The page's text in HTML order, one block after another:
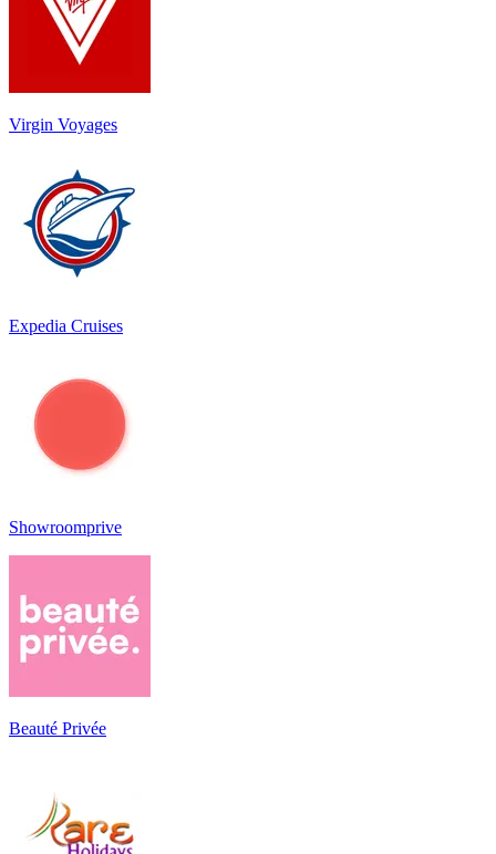
Virgin Voyages
Expedia Cruises
Showroomprive
Beauté Privée